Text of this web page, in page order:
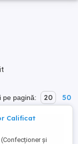
pe pagină: 20 50
Calificat
(Confecționer și